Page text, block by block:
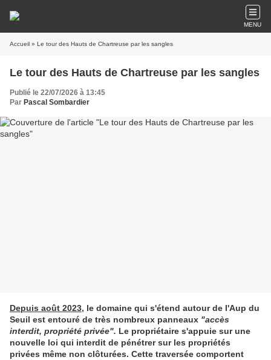
MENU
Accueil » Le tour des Hauts de Chartreuse par les sangles
Le tour des Hauts de Chartreuse par les sangles
Publié le 22/07/2026 à 13:45
Par Pascal Sombardier
Depuis août 2023, le domaine qui s'étend autour de l'Aup du
Seuil est entouré de très nombreux panneaux "accès
interdit, propriété privée". Le propriétaire s'appuie surune
nouvelle loi qui interdit de pénétrer sur les propriétés
privées même non clôturées. Cette traversée comportent